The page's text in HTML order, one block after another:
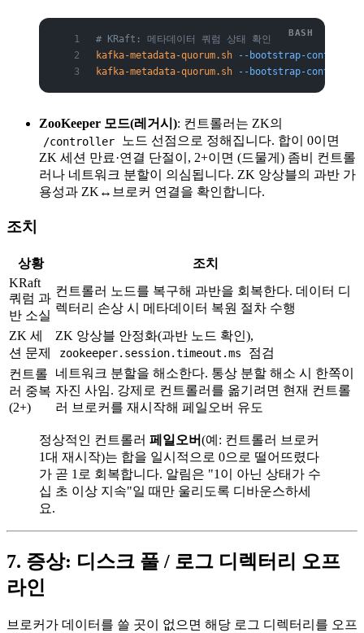
# KRaft: 메타데이터 쿼럼 상태 확인
kafka-metadata-quorum.sh --bootstrap-controller
kafka-metadata-quorum.sh --bootstrap-controller
ZooKeeper 모드(레거시): 컨트롤러는 ZK의
/controller
노드 선점으로 정해집니다. 합이 0이면
ZK 세션 만료·연결 단절이, 2+이면 (드물게) 좀비 컨트롤
러나 네트워크 분할이 의심됩니다. ZK 앙상블의 과반 가
용성과 ZK↔브로커 연결을 확인합니다.
조치
상황
조치
KRaft
쿼럼 과
반 소실
컨트롤러 노드를 복구해 과반을 회복한다. 데이터 디
렉터리 손상 시 메타데이터 복원 절차 수행
ZK 세
션 문제
ZK 앙상블 안정화(과반 노드 확인),
zookeeper.session.timeout.ms
점검
컨트롤
러 중복
(2+)
네트워크 분할을 해소한다. 통상 분할 해소 시 한쪽이
자진 사임. 강제로 컨트롤러를 옮기려면 현재 컨트롤
러 브로커를 재시작해 페일오버 유도
정상적인 컨트롤러 페일오버(예: 컨트롤러 브로커
1대 재시작)는 합을 일시적으로 0으로 떨어뜨렸다
가 곧 1로 회복합니다. 알림은 "1이 아닌 상태가 수
십 초 이상 지속"일 때만 울리도록 디바운스하세
요.
7. 증상: 디스크 풀 / 로그 디렉터리 오프
라인
브로커가 데이터를 쓸 곳이 없으면 해당 로그 디렉터리를 오프